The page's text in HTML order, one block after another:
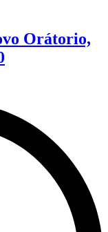
Orátorio,